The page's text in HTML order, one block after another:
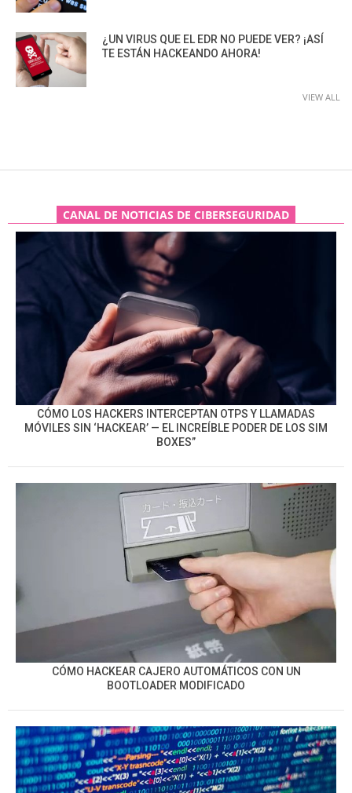
¿UN VIRUS QUE EL EDR NO PUEDE VER? ¡ASÍ
TE ESTÁN HACKEANDO AHORA!
VIEW ALL
CANAL DE NOTICIAS DE CIBERSEGURIDAD
CÓMO LOS HACKERS INTERCEPTAN OTPS Y LLAMADAS
MÓVILES SIN ‘HACKEAR’ — EL INCREÍBLE PODER DE LOS SIM
BOXES”
CÓMO HACKEAR CAJERO AUTOMÁTICOS CON UN
BOOTLOADER MODIFICADO